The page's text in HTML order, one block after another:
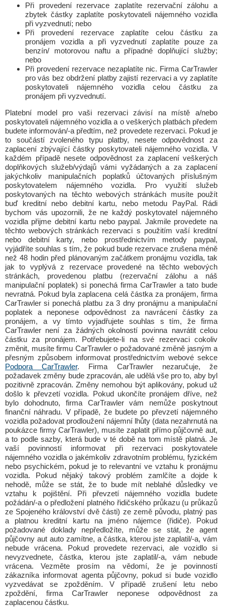
Při provedení rezervace zaplatíte rezervační zálohu a
zbytek částky zaplatíte poskytovateli nájemného vozidla
při vyzvednutí; nebo
Při provedení rezervace zaplatíte celou částku za
pronájem vozidla a při vyzvednutí zaplatíte pouze za
benzín/ motorovou naftu a případné doplňující služby;
nebo
Při provedení rezervace nezaplatíte nic. Firma CarTrawler
pro vás bez obdržení platby zajistí rezervaci a vy zaplatíte
poskytovateli nájemného vozidla celou částku za
pronájem při vyzvednutí.
Platební model pro vaši rezervaci závisí na místě a/nebo
poskytovateli nájemného vozidla a o veškerých platbách předem
budete informován/-a předtím, než provedete rezervaci. Pokud je
to součástí zvoleného typu platby, nesete odpovědnost za
zaplacení zbývající částky poskytovateli nájemného vozidla. V
každém případě nesete odpovědnost za zaplacení veškerých
doplňkových služeb/výdajů vámi vyžádaných a za zaplacení
jakýchkoliv manipulačních poplatků účtovaných příslušným
poskytovatelem nájemného vozidla. Pro využití služeb
poskytovaných na těchto webových stránkách musíte použít
buď kreditní nebo debitní kartu, nebo metodu PayPal. Rádi
bychom vás upozornili, že ne každý poskytovatel nájemného
vozidla přijme debitní kartu nebo paypal. Jakmile provedete na
těchto webových stránkách rezervaci s použitím vaší kreditní
nebo debitní karty, nebo prostřednictvím metody paypal,
vyjádříte souhlas s tím, že pokud bude rezervace zrušena méně
než 48 hodin před plánovaným začátkem pronájmu vozidla, tak
jak to vyplývá z rezervace provedené na těchto webových
stránkách, provedenou platbu (rezervační zálohu a náš
manipulační poplatek) si ponechá firma CarTrawler a tato bude
nevratná. Pokud byla zaplacena celá částka za pronájem, firma
CarTrawler si ponechá platbu za 3 dny pronájmu a manipulační
poplatek a neponese odpovědnost za navrácení částky za
pronájem, a vy tímto vyjadřujete souhlas s tím, že firma
CarTrawler není za žádných okolností povinna navrátit celou
částku za pronájem. Potřebujete-li na své rezervaci cokoliv
změnit, musíte firmu CarTrawler o požadované změně jasným a
přesným způsobem informovat prostřednictvím webové sekce
Podpora CarTrawler. Firma CarTrawler nezaručuje, že
požadavek změny bude zpracován, ale udělá vše pro to, aby byl
pozitivně zpracován. Změny nemohou být aplikovány, pokud už
došlo k převzetí vozidla. Pokud ukončíte pronájem dříve, než
bylo dohodnuto, firma CarTrawler vám nemůže poskytnout
finanční náhradu. V případě, že budete po převzetí nájemného
vozidla požadovat prodloužení nájemní lhůty (data nezahrnutá na
poukázce firmy CarTrawler), musíte zaplatit přímo půjčovně aut,
a to podle sazby, která bude v té době na tom místě platná. Je
vaší povinností informovat při rezervaci poskytovatele
nájemného vozidla o jakémkoliv zdravotním problému, fyzickém
nebo psychickém, pokud je to relevantní ve vztahu k pronájmu
vozidla. Pokud nějaký takový problém zamlčíte a dojde k
nehodě, může se stát, že to bude mít neblahé důsledky ve
vztahu k pojištění. Při převzetí nájemného vozidla budete
požádán/-a o předložení platného řidičského průkazu (u průkazů
ze Spojeného království dvě části) ze země původu, platný pas
a platnou kreditní kartu na jméno nájemce (řidiče). Pokud
požadované doklady nepředložíte, může se stát, že agent
půjčovny aut auto zamítne, a částka, kterou jste zaplatil/-a, vám
nebude vrácena. Pokud provedete rezervaci, ale vozidlo si
nevyzvednete, částka, kterou jste zaplatil/-a, vám nebude
vrácena. Vezměte prosím na vědomí, že je povinností
zákazníka informovat agenta půjčovny, pokud si bude vozidlo
vyzvedávat se zpožděním. V případě zrušení letu nebo
zpoždění, firma CarTrawler neponese odpovědnost za
zaplacenou částku.